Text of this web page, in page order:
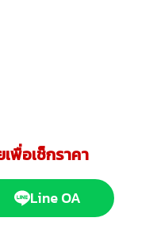
พื่อเช็กราคา
Line OA